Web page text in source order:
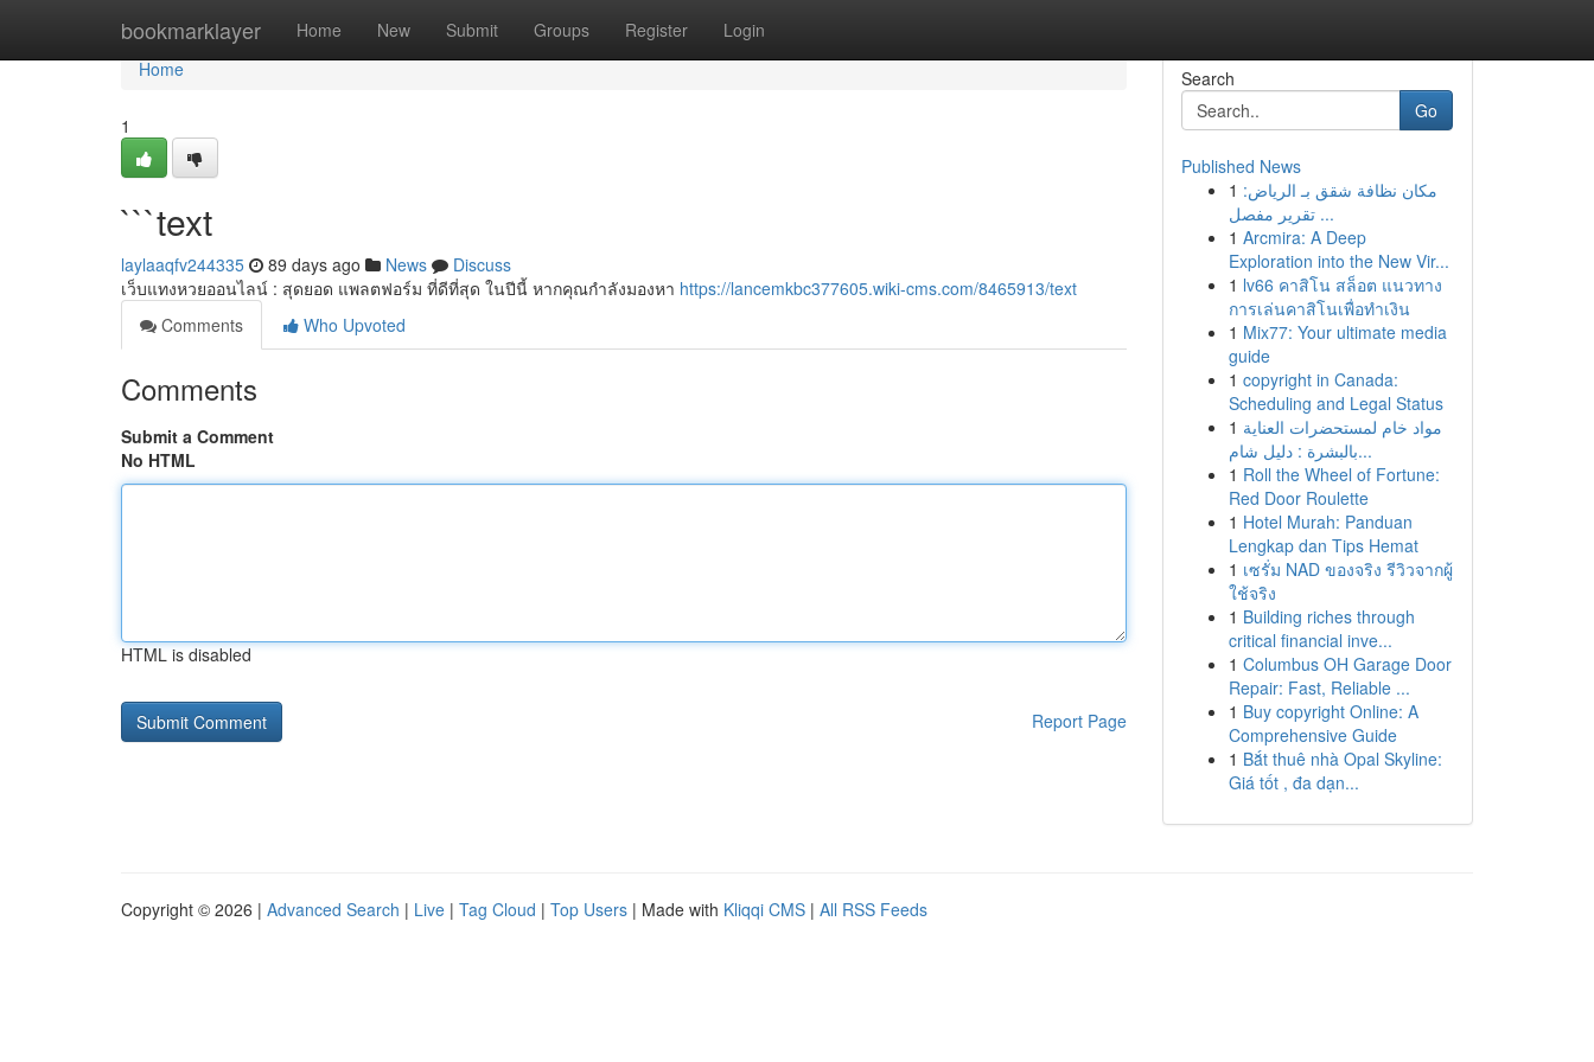
bookmarklayer Home New Submit Groups Register Login
Home
Home
1
```text
laylaaqfv244335 89 days ago News
Discuss
เว็บแทงหวยออนไลน์ : สุดยอด แพลตฟอร์ม ที่ดีที่สุด ในปีนี้ หากคุณกำลังมองหา https://lancemkbc377605.wiki-cms.com/8465913/text
Comments
Who Upvoted
Comments
Submit a Comment
No HTML
HTML is disabled
Report Page
Search
Go
Published News
1 مكان نظافة شقق بـ الرياض:
تقرير مفصل ...
1 Arcmira: A Deep
Exploration into the New Vir...
1 lv66 คาสิโน สล็อต แนวทาง
การเล่นคาสิโนเพื่อทำเงิน
1 Mix77: Your ultimate media
guide
1 copyright in Canada:
Scheduling and Legal Status
1 مواد خام لمستحضرات العناية
بالبشرة : دليل شام...
1 Roll the Wheel of Fortune:
Red Door Roulette
1 Hotel Murah: Panduan
Lengkap dan Tips Hemat
1 เซรั่ม NAD ของจริง รีวิวจากผู้
ใช้จริง
1 Building riches through
critical financial inve...
1 Columbus OH Garage Door
Repair: Fast, Reliable ...
1 Buy copyright Online: A
Comprehensive Guide
1 Bắt thuê nhà Opal Skyline:
Giá tốt , đa dạn...
Copyright © 2026 | Advanced Search | Live | Tag Cloud | Top Users | Made with Kliqqi CMS | All RSS Feeds